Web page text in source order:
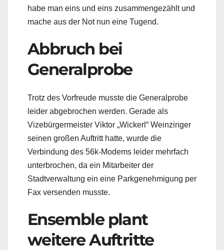
habe man eins und eins zusammengezählt und
mache aus der Not nun eine Tugend.
Abbruch bei
Generalprobe
Trotz des Vorfreude musste die Generalprobe
leider abgebrochen werden. Gerade als
Vizebürgermeister Viktor „Wickerl“ Weinzinger
seinen großen Auftritt hatte, wurde die
Verbindung des 56k-Modems leider mehrfach
unterbrochen, da ein Mitarbeiter der
Stadtverwaltung ein eine Parkgenehmigung per
Fax versenden musste.
Ensemble plant
weitere Auftritte